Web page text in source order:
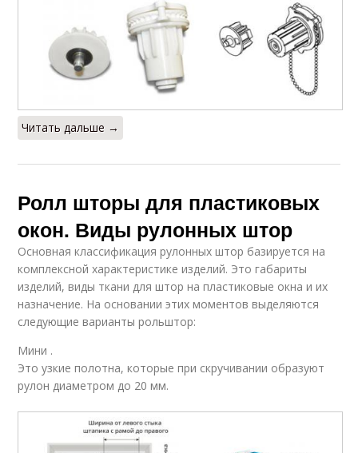
Читать дальше →
Ролл шторы для пластиковых
окон. Виды рулонных штор
Основная классификация рулонных штор базируется на
комплексной характеристике изделий. Это габариты
изделий, виды ткани для штор на пластиковые окна и их
назначение. На основании этих моментов выделяются
следующие варианты рольштор:
Мини .
Это узкие полотна, которые при скручивании образуют
рулон диаметром до 20 мм.